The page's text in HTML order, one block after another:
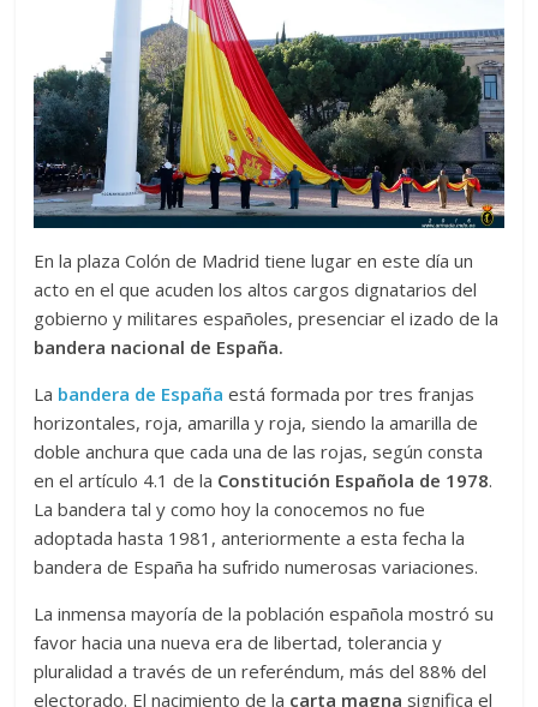
En la plaza Colón de Madrid tiene lugar en este día un
acto en el que acuden los altos cargos dignatarios del
gobierno y militares españoles, presenciar el izado de la
bandera nacional de España.
La bandera de España está formada por tres franjas
horizontales, roja, amarilla y roja, siendo la amarilla de
doble anchura que cada una de las rojas, según consta
en el artículo 4.1 de la Constitución Española de 1978.
La bandera tal y como hoy la conocemos no fue
adoptada hasta 1981, anteriormente a esta fecha la
bandera de España ha sufrido numerosas variaciones.
La inmensa mayoría de la población española mostró su
favor hacia una nueva era de libertad, tolerancia y
pluralidad a través de un referéndum, más del 88% del
electorado. El nacimiento de la carta magna significa el